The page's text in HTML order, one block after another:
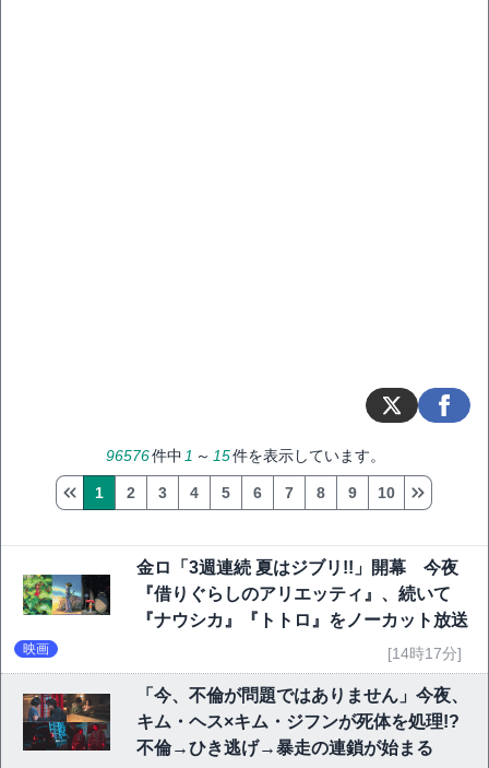
96576件中 1 ～ 15件を表示しています。
1 2 3 4 5 6 7 8 9 10
金ロ「3週連続 夏はジブリ!!」開幕 今夜
『借りぐらしのアリエッティ』、続いて
『ナウシカ』『トトロ』をノーカット放送
映画 [14時17分]
「今、不倫が問題ではありません」今夜、
キム・ヘス×キム・ジフンが死体を処理!?
不倫→ひき逃げ→暴走の連鎖が始まる